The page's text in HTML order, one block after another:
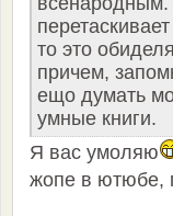
то это
причем,
ещо думать
умные книги.
Я вас умоляю
жопе в ютюбе,